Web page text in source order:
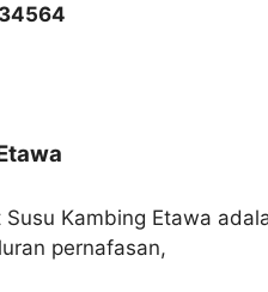
Kambing Etawa
pernafasan,